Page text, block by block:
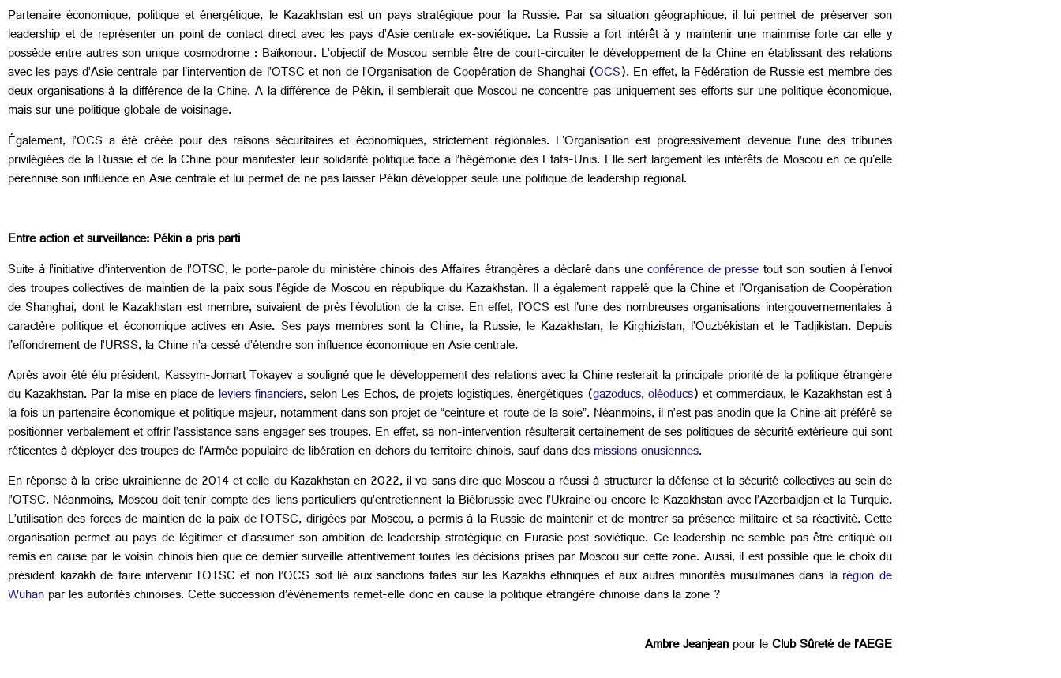
Partenaire économique, politique et énergétique, le Kazakhstan est un pays stratégique pour la Russie. Par sa situation géographique, il lui permet de préserver son
leadership et de représenter un point de contact direct avec les pays d’Asie centrale ex-soviétique. La Russie a fort intérêt à y maintenir une mainmise forte car elle y
possède entre autres son unique cosmodrome : Baïkonour. L’objectif de Moscou semble être de court-circuiter le développement de la Chine en établissant des relations
avec les pays d’Asie centrale par l'intervention de l’OTSC et non de l’Organisation de Coopération de Shanghai (OCS). En effet, la Fédération de Russie est membre des
deux organisations à la différence de la Chine. A la différence de Pékin, il semblerait que Moscou ne concentre pas uniquement ses efforts sur une politique économique,
mais sur une politique globale de voisinage.
Également, l’OCS a été créée pour des raisons sécuritaires et économiques, strictement régionales. L'Organisation est progressivement devenue l’une des tribunes
privilégiées de la Russie et de la Chine pour manifester leur solidarité politique face à l’hégémonie des Etats-Unis. Elle sert largement les intérêts de Moscou en ce qu'elle
pérennise son influence en Asie centrale et lui permet de ne pas laisser Pékin développer seule une politique deleadership régional.
Entre action et surveillance: Pékin a pris parti
Suite à l’initiative d’intervention de l’OTSC, le porte-parole du ministère chinois des Affaires étrangères a déclaré dans uneconférence de pressetout son soutien à l'envoi
des troupes collectives de maintien de la paix sous l’égide de Moscou en république du Kazakhstan. Il a également rappelé que la Chine et l'Organisation de Coopération
de Shanghai, dont le Kazakhstan est membre, suivaient de près l’évolution de la crise. En effet, l’OCS est l'une des nombreuses organisations intergouvernementales à
caractère politique et économique actives en Asie. Ses pays membres sont la Chine, la Russie, le Kazakhstan, le Kirghizistan, l'Ouzbékistan et le Tadjikistan. Depuis
l'effondrement de l’URSS, la Chine n’a cessé d’étendre son influence économique en Asie centrale.
Après avoir été élu président, Kassym-Jomart Tokayev a souligné que le développement des relations avec la Chine resterait la principale priorité de la politique étrangère
du Kazakhstan. Par la mise en place de leviers financiers, selon Les Echos, de projets logistiques, énergétiques (gazoducs, oléoducs) et commerciaux, le Kazakhstan est à
la fois un partenaire économique et politique majeur, notamment dans son projet de “ceinture et route de la soie”. Néanmoins, il n’est pas anodin que la Chine ait préféré se
positionner verbalement et offrir l’assistance sans engager ses troupes. En effet, sa non-intervention résulterait certainement de ses politiques de sécurité extérieure qui sont
réticentes à déployer des troupes de l’Armée populaire de libération en dehors du territoire chinois, sauf dans desmissions onusiennes.
En réponse à la crise ukrainienne de 2014 et celle du Kazakhstan en 2022, il va sans dire que Moscou a réussi à structurer la défense et la sécurité collectives au sein de
l’OTSC. Néanmoins, Moscou doit tenir compte des liens particuliers qu’entretiennent la Biélorussie avec l’Ukraine ou encore le Kazakhstan avec l’Azerbaïdjan et la Turquie.
L’utilisation des forces de maintien de la paix de l’OTSC, dirigées par Moscou, a permis à la Russie de maintenir et de montrer sa présence militaire et sa réactivité. Cette
organisation permet au pays de légitimer et d’assumer son ambition de leadership stratégique en Eurasie post-soviétique. Ce leadership ne semble pas être critiqué ou
remis en cause par le voisin chinois bien que ce dernier surveille attentivement toutes les décisions prises par Moscou sur cette zone. Aussi, il est possible que le choix du
président kazakh de faire intervenir l’OTSC et non l’OCS soit lié aux sanctions faites sur les Kazakhs ethniques et aux autres minorités musulmanes dans larégion de
Wuhanpar les autorités chinoises. Cette succession d’évènements remet-elle donc en cause la politique étrangère chinoise dans la zone ?
Ambre Jeanjeanpour leClub Sûreté de l’AEGE